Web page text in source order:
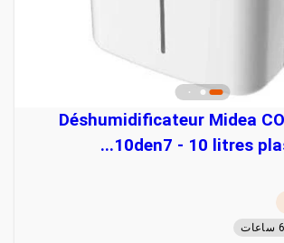
Déshumidificateur Midea
10den7 - 10 litres
6 ساعات